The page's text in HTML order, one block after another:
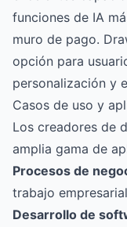
funciones de IA
muro de pago.
opción para
personalización y
Casos de uso y
Los creadores de
amplia gama de
Procesos de
trabajo
Desarrollo de